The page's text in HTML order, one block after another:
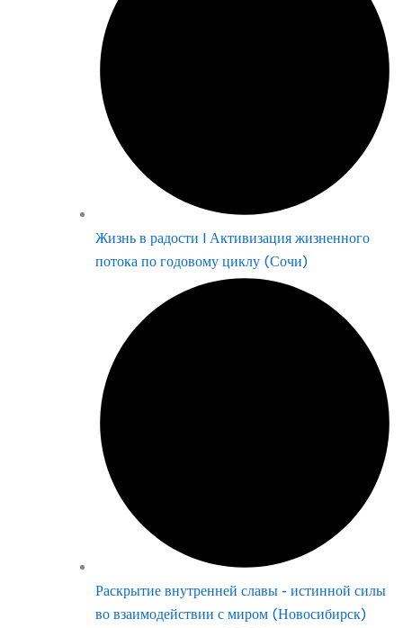
Жизнь в радости | Активизация жизненного
потока по годовому циклу (Сочи)
Раскрытие внутренней славы - истинной силы
во взаимодействии с миром (Новосибирск)